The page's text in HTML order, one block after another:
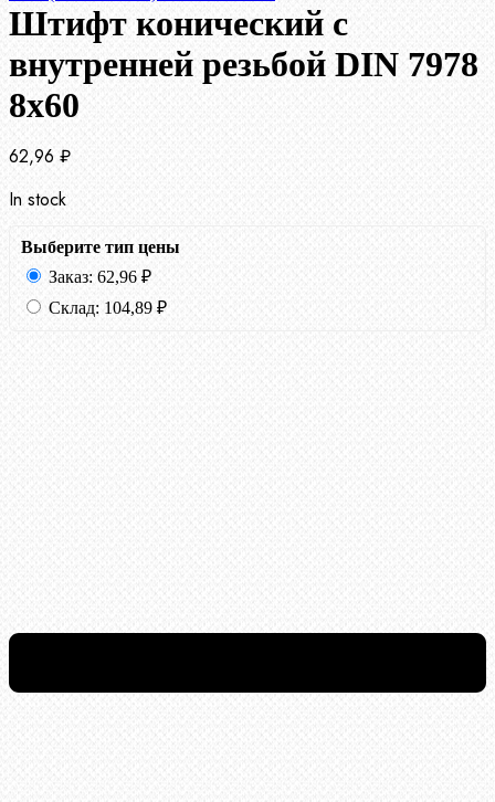
Штифт конический с
внутренней резьбой DIN 7978
8х60
62,96 ₽
In stock
Выберите тип цены
Заказ: 62,96 ₽
Склад: 104,89 ₽